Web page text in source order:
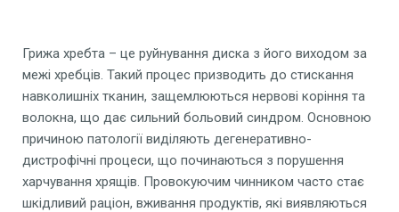
Грижа хребта – це руйнування диска з його виходом за
межі хребців. Такий процес призводить до стискання
навколишніх тканин, защемлюються нервові коріння та
волокна, що дає сильний больовий синдром. Основною
причиною патології виділяють дегенеративно-
дистрофічні процеси, що починаються з порушення
харчування хрящів. Провокуючим чинником часто стає
шкідливий раціон, вживання продуктів, які виявляються